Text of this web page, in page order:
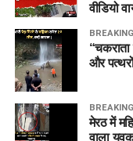
वीडियो
और
मेरठ में
वाला